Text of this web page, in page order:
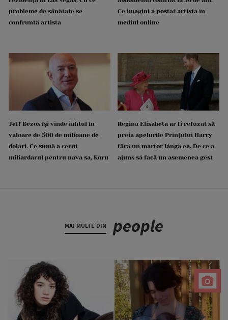
probleme de sănătate se
confruntă artista
Ce imagini a postat artista în
mediul online
Jeff Bezos își vinde iahtul în
valoare de 500 de milioane de
dolari. Ce sumă a cerut
miliardarul pentru nava sa, Koru
Regina Elisabeta ar fi refuzat să
preia apelurile Prințului Harry
fără un martor lângă ea. De ce a
ajuns să facă un asemenea gest
MAI MULTE DIN people